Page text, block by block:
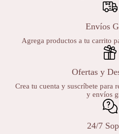
Envíos
Agrega productos a tu carrito
Ofertas y
Crea tu cuenta y suscríbete para
y envíos
24/7